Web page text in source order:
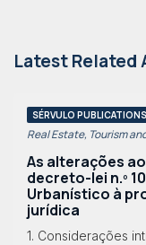
Latest Related
SÉRVULO PUBLICATIONS
Real Estate, Tourism
As alterações
decreto-lei n.º
Urbanístico à
jurídica
1. Considerações